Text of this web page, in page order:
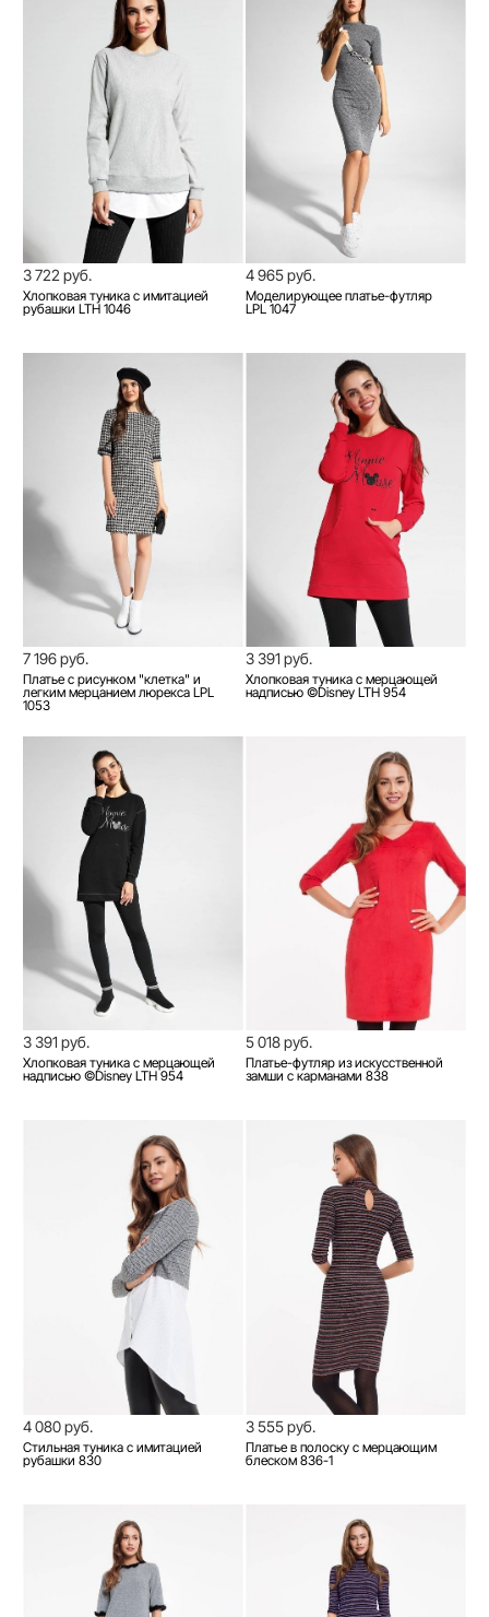
3 722 руб.
Хлопковая туника с имитацией
рубашки LTH 1046
4 965 руб.
Моделирующее платье-футляр
LPL 1047
7 196 руб.
Платье с рисунком "клетка" и
легким мерцанием люрекса LPL
1053
3 391 руб.
Хлопковая туника с мерцающей
надписью ©Disney LTH 954
3 391 руб.
Хлопковая туника с мерцающей
надписью ©Disney LTH 954
5 018 руб.
Платье-футляр из искусственной
замши с карманами 838
4 080 руб.
Стильная туника с имитацией
рубашки 830
3 555 руб.
Платье в полоску с мерцающим
блеском 836-1